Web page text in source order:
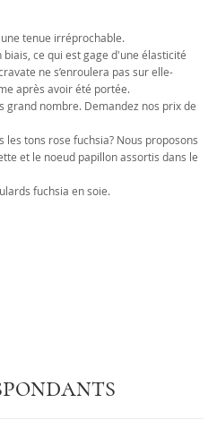
tenue irréprochable.
ce qui est gage d'une élasticité
ne s’enroulera pas sur elle-
après avoir été portée.
grand nombre. Demandez nos prix de
les tons rose fuchsia? Nous proposons
et le noeud papillon assortis dans le
fuchsia en soie.